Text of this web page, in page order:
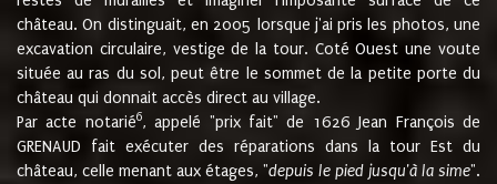
château. On distinguait, en 2005 lorsque j'ai pris les photos, une
excavation circulaire, vestige de la tour. Coté Ouest une voute
située au ras du sol, peut être le sommet de la petite porte du
château qui donnait accès direct au village.
Par acte notarié6, appelé "prix fait" de 1626 Jean François de
GRENAUD fait exécuter des réparations dans la tour Est du
château, celle menant aux étages, "depuis le pied jusqu'à la sime".